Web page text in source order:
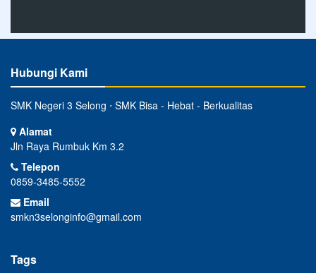
Hubungi Kami
SMK Negeri 3 Selong ⋅ SMK Bisa - Hebat - Berkualitas
Alamat
Jln Raya Rumbuk Km 3.2
Telepon
0859-3485-5552
Email
smkn3selonginfo@gmail.com
Tags